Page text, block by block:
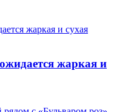
жаркая и